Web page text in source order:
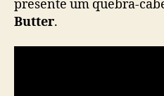
presente um quebra-
Butter.